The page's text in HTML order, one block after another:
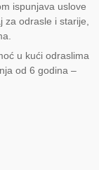
ispunjava uslove
odrasle i starije,
u kući odraslima
od 6 godina –